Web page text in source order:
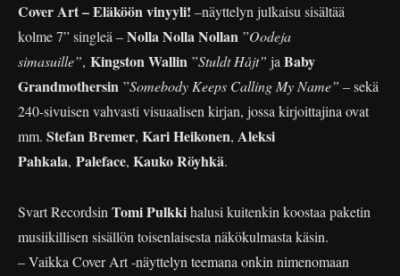
Cover Art – Eläköön vinyyli! –näyttelyn julkaisu sisältää
kolme 7” singleä –Nolla Nolla Nollan ”Oodeja
simasuille”, Kingston Wallin ”Stuldt Håjt” ja Baby
Grandmothersin ”Somebody Keeps Calling My Name” – sekä
240-sivuisen vahvasti visuaalisen kirjan, jossa kirjoittajina ovat
mm. Stefan Bremer, Kari Heikonen, Aleksi
Pahkala, Paleface, Kauko Röyhkä.
Svart Recordsin Tomi Pulkkihalusi kuitenkin koostaa paketin
musiikillisen sisällön toisenlaisesta näkökulmasta käsin.
– Vaikka Cover Art -näyttelyn teemana onkin nimenomaan